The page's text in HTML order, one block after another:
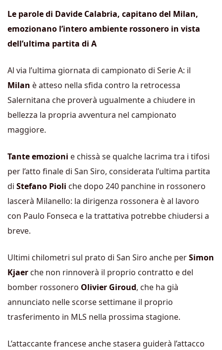
Le parole di Davide Calabria, capitano del Milan,
emozionano l’intero ambiente rossonero in vista
dell’ultima partita di A
Al via l’ultima giornata di campionato di Serie A: il
Milan è atteso nella sfida contro la retrocessa
Salernitana che proverà ugualmente a chiudere in
bellezza la propria avventura nel campionato
maggiore.
Tante emozioni e chissà se qualche lacrima tra i tifosi
per l’atto finale di San Siro, considerata l’ultima partita
di Stefano Pioli che dopo 240 panchine in rossonero
lascerà Milanello: la dirigenza rossonera è al lavoro
con Paulo Fonseca e la trattativa potrebbe chiudersi a
breve.
Ultimi chilometri sul prato di San Siro anche perSimon
Kjaer che non rinnoverà il proprio contratto e del
bomber rossonero Olivier Giroud, che ha già
annunciato nelle scorse settimane il proprio
trasferimento in MLS nella prossima stagione.
L’attaccante francese anche stasera guiderà l’attacco